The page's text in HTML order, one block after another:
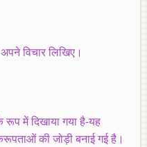
विचार लिखिए।
में दिखाया गया है-यह
की जोड़ी बनाई गई है।